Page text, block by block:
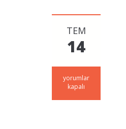
TEM
14
Deprem
Bölgesi
yorumlar
kapalı